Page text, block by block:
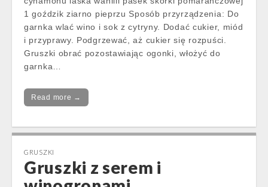
1 goździk ziarno pieprzu Sposób przyrządzenia: Do
garnka wlać wino i sok z cytryny. Dodać cukier, miód
i przyprawy. Podgrzewać, aż cukier się rozpuści.
Gruszki obrać pozostawiając ogonki, włożyć do
garnka…
Read more →
GRUSZKI
Gruszki z serem i